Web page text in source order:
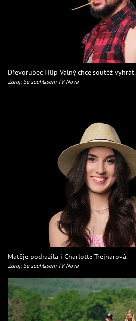
Dřevorubec Filip Valný chce soutěž vyhrát.
Zdroj: Se souhlasem TV Nova
Matěje podrazila i Charlotte Trejnarová.
Zdroj: Se souhlasem TV Nova